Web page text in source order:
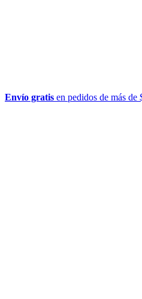
Envío gratis en pedidos de más de